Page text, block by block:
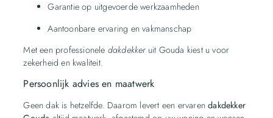
Garantie op uitgevoerde werkzaamheden
Aantoonbare ervaring en vakmanschap
Met een professionele dakdekkeruit Gouda kiest u voor
zekerheid en kwaliteit.
Persoonlijk advies en maatwerk
Geen dak is hetzelfde. Daarom levert een ervarendakdekker